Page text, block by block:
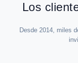
Los
Desde 2014, miles